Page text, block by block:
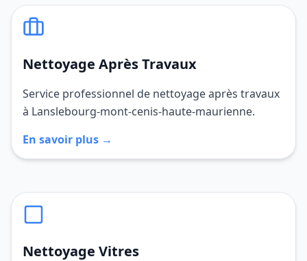
Nettoyage Après Travaux
Service professionnel de nettoyage après travaux
à Lanslebourg-mont-cenis-haute-maurienne.
En savoir plus →
Nettoyage Vitres